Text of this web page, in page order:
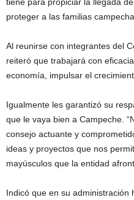
proteger a las familias
Al reunirse con integrantes del
reiteró que trabajará con
economía, impulsar el
Igualmente les garantizó su
que le vaya bien a Campeche.
consejo actuante y
ideas y proyectos que nos
mayúsculos que la entidad
Indicó que en su administración